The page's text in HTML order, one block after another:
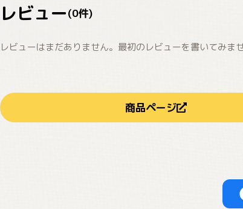
レビュー(0件)
レビューはまだありません。最初のレビューを書いてみま
商品ページ